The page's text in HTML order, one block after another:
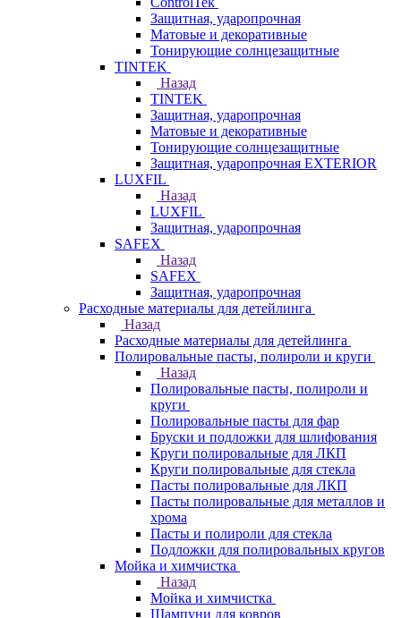
Защитная, ударопрочная
Матовые и декоративные
Тонирующие солнцезащитные
TINTEK
Назад
TINTEK
Защитная, ударопрочная
Матовые и декоративные
Тонирующие солнцезащитные
Защитная, ударопрочная EXTERIOR
LUXFIL
Назад
LUXFIL
Защитная, ударопрочная
SAFEX
Назад
SAFEX
Защитная, ударопрочная
Расходные материалы для детейлинга
Назад
Расходные материалы для детейлинга
Полировальные пасты, полироли и круги
Назад
Полировальные пасты, полироли и
круги
Полировальные пасты для фар
Бруски и подложки для шлифования
Круги полировальные для ЛКП
Круги полировальные для стекла
Пасты полировальные для ЛКП
Пасты полировальные для металлов и
хрома
Пасты и полироли для стекла
Подложки для полировальных кругов
Мойка и химчистка
Назад
Мойка и химчистка
Шампуни для ковров